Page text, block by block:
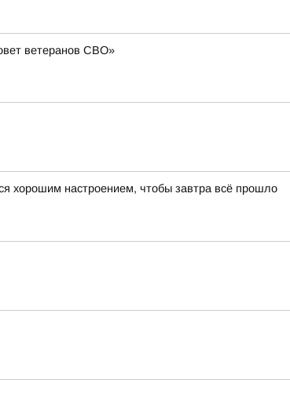
ветеранов СВО»
хорошим настроением, чтобы завтра всё прошло